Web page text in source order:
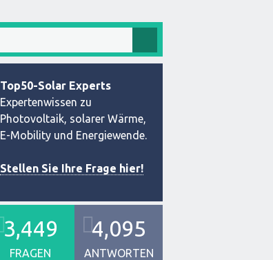
Top50-Solar Experts
Expertenwissen zu
Photovoltaik, solarer Wärme,
E-Mobility und Energiewende.
Stellen Sie Ihre Frage hier!
3,449
FRAGEN
4,095
ANTWORTEN